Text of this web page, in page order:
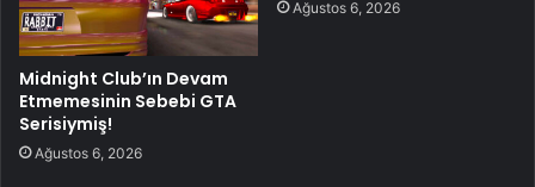
Midnight Club’ın Devam
Etmemesinin Sebebi GTA
Serisiymiş!
Ağustos 6, 2026
Ağustos 6, 2026